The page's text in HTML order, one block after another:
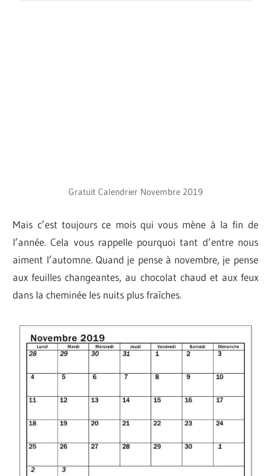
Gratuit Calendrier Novembre 2019
Mais c’est toujours ce mois qui vous mène à la fin de
l’année. Cela vous rappelle pourquoi tant d’entre nous
aiment l’automne. Quand je pense à novembre, je pense
aux feuilles changeantes, au chocolat chaud et aux feux
dans la cheminée les nuits plus fraîches.